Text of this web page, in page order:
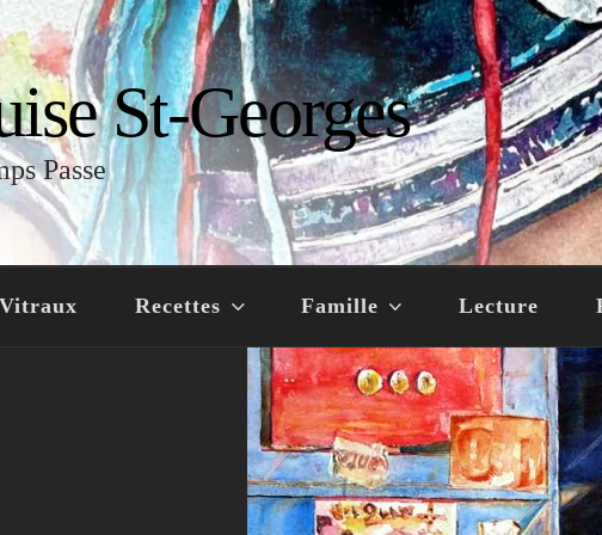
St-Georges
Passe
Vitraux Recettes Famille Lecture